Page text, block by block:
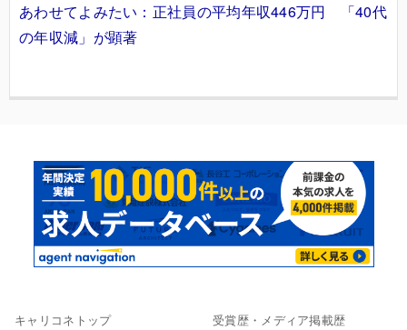
あわせてよみたい：正社員の平均年収446万円 「40代
の年収減」が顕著
キャリコネトップ 受賞歴・メディア掲載歴